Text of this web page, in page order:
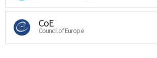
CoE
Council of Europe